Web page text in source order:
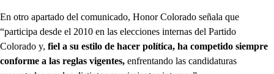
En otro apartado del comunicado, Honor Colorado señala que
“participa desde el 2010 en las elecciones internas del Partido
Colorado y, fiel a su estilo de hacer política, ha competido siempre
conforme a las reglas vigentes, enfrentando las candidaturas